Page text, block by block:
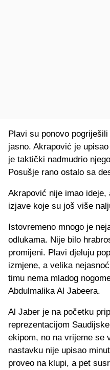
Plavi su ponovo
jasno. Akrapović je
je taktički nadmudrio
Posušje rano ostalo sa
Akrapović nije imao ideje,
izjave koje su još više
Istovremeno mnogo je
odlukama. Nije bilo
promijeni. Plavi djeluju
izmjene, a velika
timu nema mladog
Abdulmalika Al Jabeera.
Al Jaber je na početku
reprezentacijom
ekipom, no na vrijeme se
nastavku nije upisao
proveo na klupi, a pet